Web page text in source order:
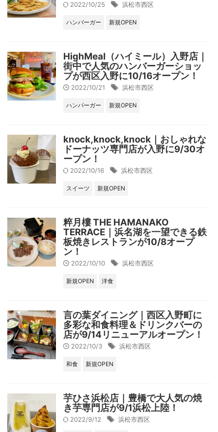
2022/10/25 浜松市西区
ハンバーガー 新規OPEN
HighMeal（ハイミール）入野店｜
街中で人気のハンバーガーショッ
プが西区入野に10/16オープン！
2022/10/21 浜松市西区
ハンバーガー 新規OPEN
knock,knock,knock｜おしゃれな
ドーナッツ専門店が入野に9/30オ
ープン！
2022/10/16 浜松市西区
スイーツ 新規OPEN
粹月樓 THE HAMANAKO
TERRACE｜浜名湖を一望できる鉄
板焼きレストランが10/8オープ
ン！
2022/10/10 浜松市西区
新規OPEN 洋食
言の葉ダイニング｜西区入野町に
多彩な和食料理＆ドリンクバーの
店が9/14リニューアルオープン！
2022/10/3 浜松市西区
和食 新規OPEN
芋ひさ浜松店｜豊橋で大人気の焼
き芋専門店が9/1浜松上陸！
2022/9/12 浜松市西区